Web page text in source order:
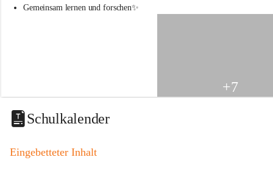
i
t
a
o
Gemeinsam lernen und forschen✨
+7
Schulkalender
Eingebetteter Inhalt